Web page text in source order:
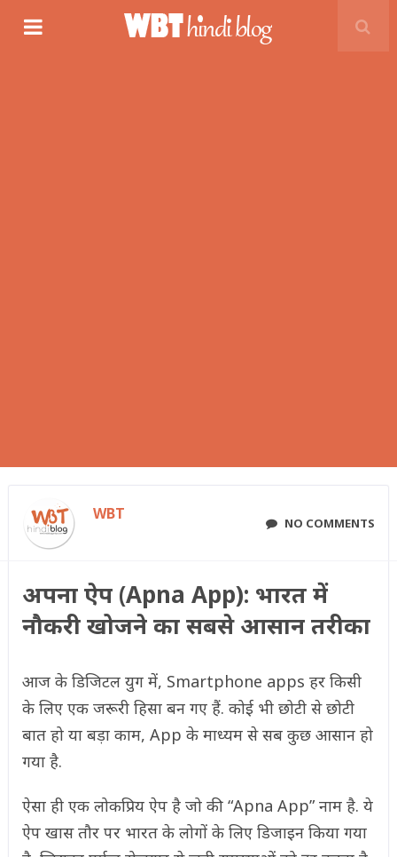
WBT NO COMMENTS
अपना ऐप (Apna App): भारत में
नौकरी खोजने का सबसे आसान तरीका
आज के डिजिटल युग में, Smartphone apps हर किसी
के लिए एक जरूरी हिसा बन गए हैं. कोई भी छोटी से छोटी
बात हो या बड़ा काम, App के माध्यम से सब कुछ आसान हो
गया है.
ऐसा ही एक लोकप्रिय ऐप है जो की “Apna App” नाम है. ये
ऐप खास तौर पर भारत के लोगों के लिए डिजाइन किया गया